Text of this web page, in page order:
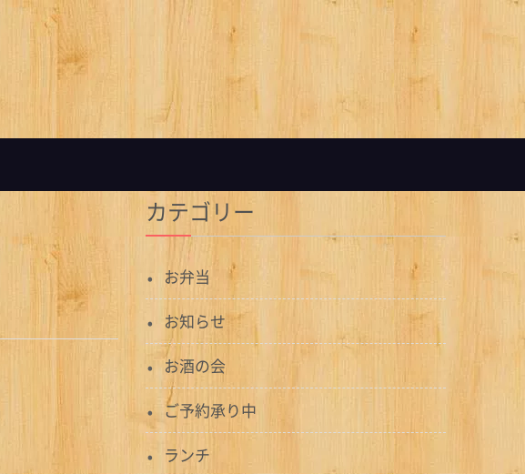
カテゴリー
お弁当
お知らせ
お酒の会
ご予約承り中
ランチ